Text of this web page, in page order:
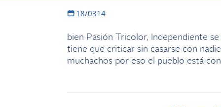
18/0314
bien Pasión Tricolor, Independiente
tiene que criticar sin casarse con
muchachos por eso el pueblo está